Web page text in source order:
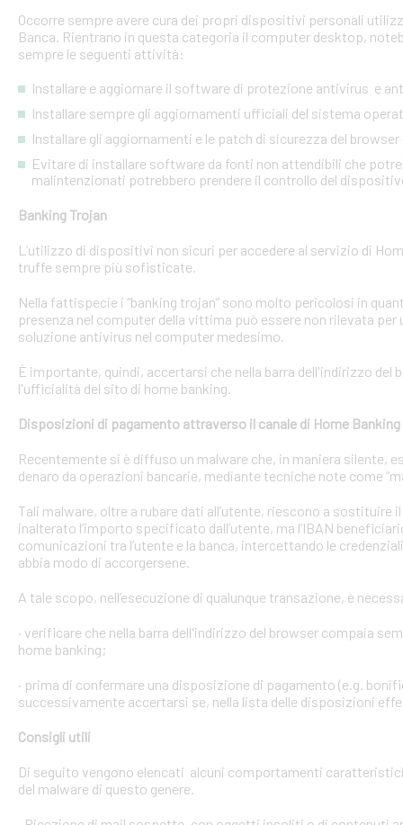
Occorre sempre avere cura dei propri dispositivi personali
Banca. Rientrano in questa categoria il computer desktop,
sempre le seguenti attività:
Installare e aggiornare il software di protezione antivirus e
Installare sempre gli aggiornamenti ufficiali del sistema
Installare gli aggiornamenti e le patch di sicurezza del
Evitare di installare software da fonti non attendibili che
malintenzionati potrebbero prendere il controllo del
Banking Trojan
L’utilizzo di dispositivi non sicuri per accedere al servizio di
truffe sempre più sofisticate.
Nella fattispecie i “banking trojan” sono molto pericolosi in
presenza nel computer della vittima può essere non rilevata
soluzione antivirus nel computer medesimo.
È importante, quindi, accertarsi che nella barra dell'indirizzo
l'ufficialità del sito di home banking.
Disposizioni di pagamento attraverso il canale di Home Banking
Recentemente si è diffuso un malware che, in maniera silente,
denaro da operazioni bancarie, mediante tecniche note come
Tali malware, oltre a rubare dati all’utente, riescono a
inalterato l’importo specificato dall’utente, ma l’IBAN
comunicazioni tra l’utente e la banca, intercettando le
abbia modo di accorgersene.
A tale scopo, nell’esecuzione di qualunque transazione, è
· verificare che nella barra dell'indirizzo del browser compaia
home banking;
· prima di confermare una disposizione di pagamento (e.g.
successivamente accertarsi se, nella lista delle disposizioni
Consigli utili
Di seguito vengono elencati alcuni comportamenti
del malware di questo genere.